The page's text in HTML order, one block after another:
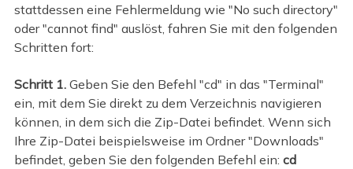
stattdessen eine Fehlermeldung wie "No such directory"
oder "cannot find" auslöst, fahren Sie mit den folgenden
Schritten fort:
Schritt 1.Geben Sie den Befehl "cd" in das "Terminal"
ein, mit dem Sie direkt zu dem Verzeichnis navigieren
können, in dem sich die Zip-Datei befindet. Wenn sich
Ihre Zip-Datei beispielsweise im Ordner "Downloads"
befindet, geben Sie den folgenden Befehl ein: cd